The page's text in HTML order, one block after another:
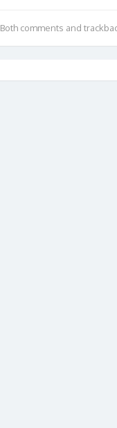
Both comments and